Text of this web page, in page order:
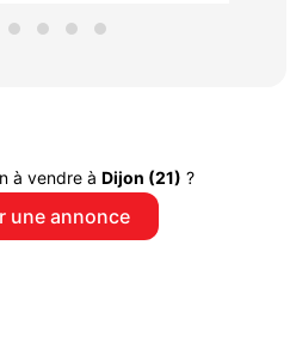
à vendre à Dijon (21) ?
une annonce